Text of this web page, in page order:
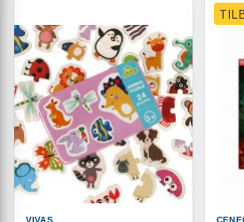
VIVAS